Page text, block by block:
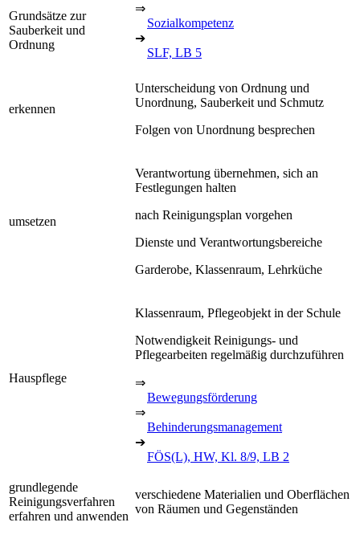
Grundsätze zur
Sauberkeit und
Ordnung
⇒
Sozialkompetenz
➔
SLF, LB 5
erkennen
Unterscheidung von Ordnung und
Unordnung, Sauberkeit und Schmutz
Folgen von Unordnung besprechen
umsetzen
Verantwortung übernehmen, sich an
Festlegungen halten
nach Reinigungsplan vorgehen
Dienste und Verantwortungsbereiche
Garderobe, Klassenraum, Lehrküche
Hauspflege
Klassenraum, Pflegeobjekt in der Schule
Notwendigkeit Reinigungs- und
Pflegearbeiten regelmäßig durchzuführen
⇒
Bewegungsförderung
⇒
Behinderungsmanagement
➔
FÖS(L), HW, Kl. 8/9, LB 2
grundlegende
Reinigungsverfahren
erfahren und anwenden
verschiedene Materialien und Oberflächen
von Räumen und Gegenständen